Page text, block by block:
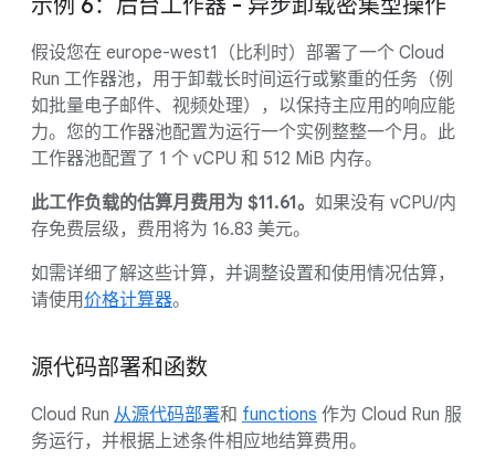
示例 6：后台工作器 - 异步卸载密集型操作
假设您在 europe-west1（比利时）部署了一个 Cloud
Run 工作器池，用于卸载长时间运行或繁重的任务（例
如批量电子邮件、视频处理），以保持主应用的响应能
力。您的工作器池配置为运行一个实例整整一个月。此
工作器池配置了 1 个 vCPU 和 512 MiB 内存。
此工作负载的估算月费用为 $11.61。 如果没有 vCPU/内
存免费层级，费用将为 16.83 美元。
如需详细了解这些计算，并调整设置和使用情况估算，
请使用价格计算器。
源代码部署和函数
Cloud Run 从源代码部署和 functions 作为 Cloud Run 服
务运行，并根据上述条件相应地结算费用。